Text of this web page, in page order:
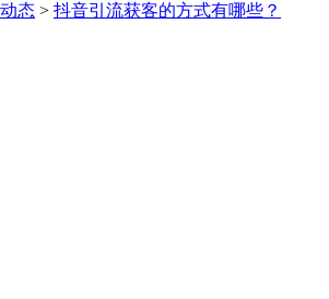
态 > 抖音引流获客的方式有哪些？